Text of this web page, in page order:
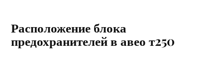
Расположение блока
предохранителей в авео т250